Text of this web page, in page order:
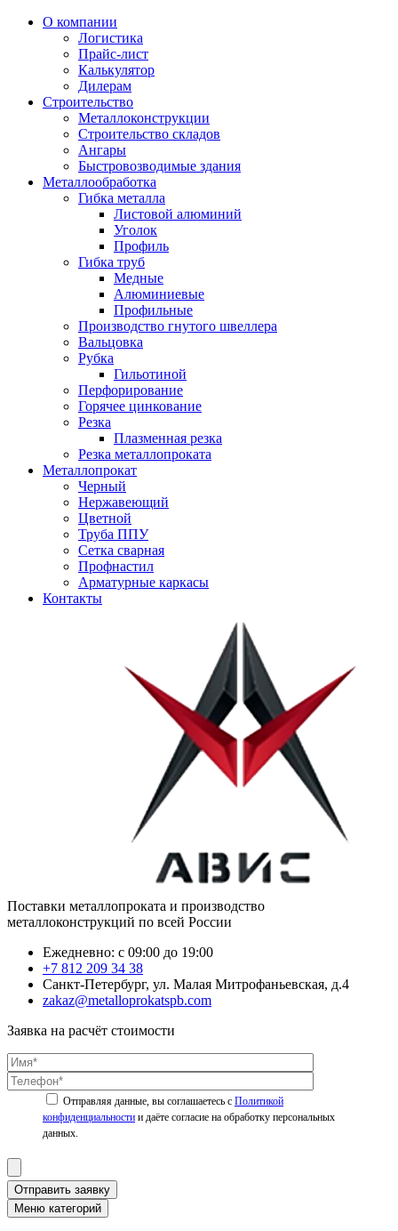
О компании
Логистика
Прайс-лист
Калькулятор
Дилерам
Строительство
Металлоконструкции
Строительство складов
Ангары
Быстровозводимые здания
Металлообработка
Гибка металла
Листовой алюминий
Уголок
Профиль
Гибка труб
Медные
Алюминиевые
Профильные
Производство гнутого швеллера
Вальцовка
Рубка
Гильотиной
Перфорирование
Горячее цинкование
Резка
Плазменная резка
Резка металлопроката
Металлопрокат
Черный
Нержавеющий
Цветной
Труба ППУ
Сетка сварная
Профнастил
Арматурные каркасы
Контакты
Поставки металлопроката и производство
металлоконструкций по всей России
Ежедневно: с 09:00 до 19:00
+7 812 209 34 38
Санкт-Петербург, ул. Малая Митрофаньевская, д.4
zakaz@metalloprokatspb.com
Заявка на расчёт стоимости
Политикой
конфиденциальности
Отправить заявку
Меню категорий